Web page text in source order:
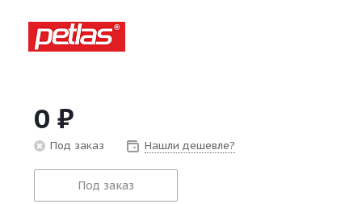
0 ₽
Под заказ Нашли дешевле?
Под заказ